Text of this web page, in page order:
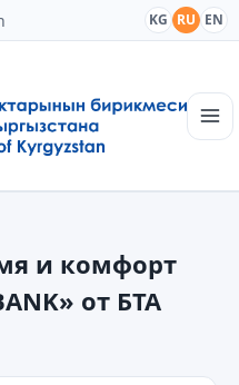
KG RU EN
и комфорт
от БТА